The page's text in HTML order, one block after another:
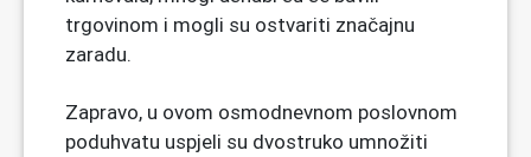
trgovinom i mogli su ostvariti značajnu
zaradu.
Zapravo, u ovom osmodnevnom poslovnom
poduhvatu uspjeli su dvostruko umnožiti